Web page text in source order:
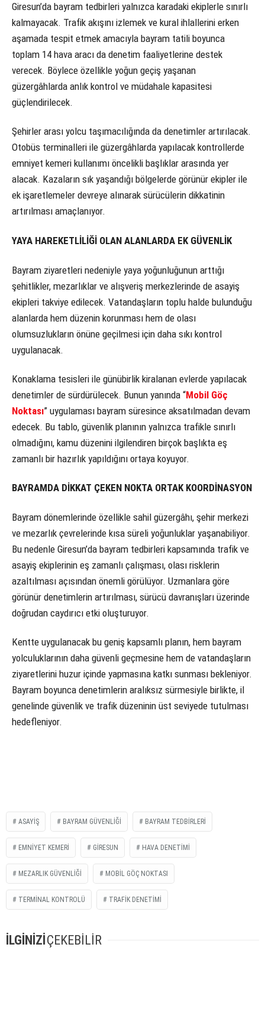
Giresun’da bayram tedbirleri yalnızca karadaki ekiplerle sınırlı
kalmayacak. Trafik akışını izlemek ve kural ihlallerini erken
aşamada tespit etmek amacıyla bayram tatili boyunca
toplam 14 hava aracı da denetim faaliyetlerine destek
verecek. Böylece özellikle yoğun geçiş yaşanan
güzergâhlarda anlık kontrol ve müdahale kapasitesi
güçlendirilecek.
Şehirler arası yolcu taşımacılığında da denetimler artırılacak.
Otobüs terminalleri ile güzergâhlarda yapılacak kontrollerde
emniyet kemeri kullanımı öncelikli başlıklar arasında yer
alacak. Kazaların sık yaşandığı bölgelerde görünür ekipler ile
ek işaretlemeler devreye alınarak sürücülerin dikkatinin
artırılması amaçlanıyor.
YAYA HAREKETLİLİĞİ OLAN ALANLARDA EK GÜVENLİK
Bayram ziyaretleri nedeniyle yaya yoğunluğunun arttığı
şehitlikler, mezarlıklar ve alışveriş merkezlerinde de asayiş
ekipleri takviye edilecek. Vatandaşların toplu halde bulunduğu
alanlarda hem düzenin korunması hem de olası
olumsuzlukların önüne geçilmesi için daha sıkı kontrol
uygulanacak.
Konaklama tesisleri ile günübirlik kiralanan evlerde yapılacak
denetimler de sürdürülecek. Bunun yanında “Mobil Göç
Noktası” uygulaması bayram süresince aksatılmadan devam
edecek. Bu tablo, güvenlik planının yalnızca trafikle sınırlı
olmadığını, kamu düzenini ilgilendiren birçok başlıkta eş
zamanlı bir hazırlık yapıldığını ortaya koyuyor.
BAYRAMDA DİKKAT ÇEKEN NOKTA ORTAK KOORDİNASYON
Bayram dönemlerinde özellikle sahil güzergâhı, şehir merkezi
ve mezarlık çevrelerinde kısa süreli yoğunluklar yaşanabiliyor.
Bu nedenle Giresun’da bayram tedbirleri kapsamında trafik ve
asayiş ekiplerinin eş zamanlı çalışması, olası risklerin
azaltılması açısından önemli görülüyor. Uzmanlara göre
görünür denetimlerin artırılması, sürücü davranışları üzerinde
doğrudan caydırıcı etki oluşturuyor.
Kentte uygulanacak bu geniş kapsamlı planın, hem bayram
yolculuklarının daha güvenli geçmesine hem de vatandaşların
ziyaretlerini huzur içinde yapmasına katkı sunması bekleniyor.
Bayram boyunca denetimlerin aralıksız sürmesiyle birlikte, il
genelinde güvenlik ve trafik düzeninin üst seviyede tutulması
hedefleniyor.
ASAYIŞ BAYRAM GÜVENLIĞI BAYRAM TEDBIRLERI
EMNIYET KEMERI GIRESUN HAVA DENETIMI
MEZARLIK GÜVENLIĞI MOBIL GÖÇ NOKTASI
TERMINAL KONTROLÜ TRAFIK DENETIMI
İLGİNİZİÇEKEBİLİR